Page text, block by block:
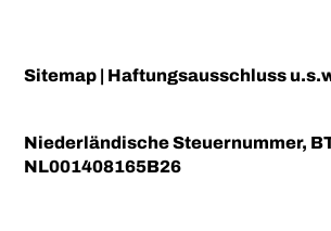
Sitemap | Haftungsausschluss
Niederländische Steuernummer,
NL001408165B26